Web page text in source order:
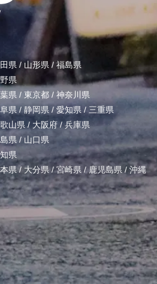
県 / 山形県/ 福島県
県
県 / 東京都 / 神奈川県
県 / 静岡県 / 愛知県 / 三重県
山県/ 大阪府 /兵庫県
県 / 山口県
県
県/ 大分県/宮崎県 /鹿児島県 / 沖縄